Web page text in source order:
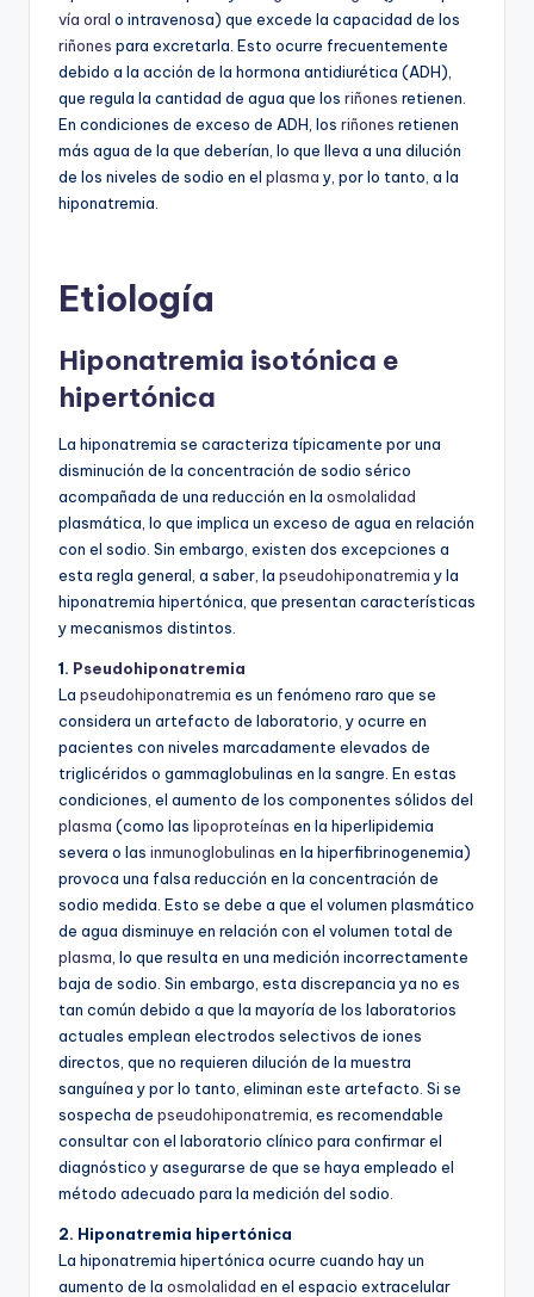
vía oral o intravenosa) que excede la capacidad de los
riñones para excretarla. Esto ocurre frecuentemente
debido a la acción de la hormona antidiurética (ADH),
que regula la cantidad de agua que los riñones retienen.
En condiciones de exceso de ADH, los riñones retienen
más agua de la que deberían, lo que lleva a una dilución
de los niveles de sodio en el plasma y, por lo tanto, a la
hiponatremia.
Etiología
Hiponatremia isotónica e
hipertónica
La hiponatremia se caracteriza típicamente por una
disminución de la concentración de sodio sérico
acompañada de una reducción en la osmolalidad
plasmática, lo que implica un exceso de agua en relación
con el sodio. Sin embargo, existen dos excepciones a
esta regla general, a saber, la pseudohiponatremia y la
hiponatremia hipertónica, que presentan características
y mecanismos distintos.
1. Pseudohiponatremia
La pseudohiponatremia es un fenómeno raro que se
considera un artefacto de laboratorio, y ocurre en
pacientes con niveles marcadamente elevados de
triglicéridos o gammaglobulinas en la sangre. En estas
condiciones, el aumento de los componentes sólidos del
plasma (como las lipoproteínas en la hiperlipidemia
severa o las inmunoglobulinas en la hiperfibrinogenemia)
provoca una falsa reducción en la concentración de
sodio medida. Esto se debe a que el volumen plasmático
de agua disminuye en relación con el volumen total de
plasma , lo que resulta en una medición incorrectamente
baja de sodio. Sin embargo, esta discrepancia ya no es
tan común debido a que la mayoría de los laboratorios
actuales emplean electrodos selectivos de iones
directos, que no requieren dilución de la muestra
sanguínea y por lo tanto, eliminan este artefacto. Si se
sospecha de pseudohiponatremia , es recomendable
consultar con el laboratorio clínico para confirmar el
diagnóstico y asegurarse de que se haya empleado el
método adecuado para la medición del sodio.
2. Hiponatremia hipertónica
La hiponatremia hipertónica ocurre cuando hay un
aumento de la osmolalidad en el espacio extracelular